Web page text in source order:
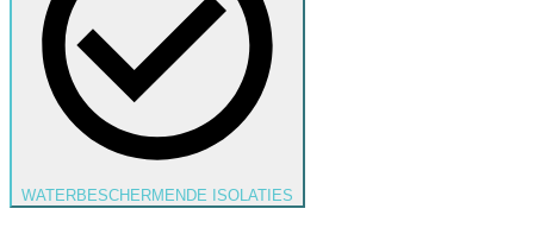
WATERBESCHERMENDE ISOLATIES